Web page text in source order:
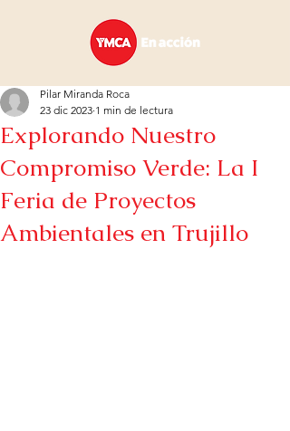
Explorando Nuestro
Compromiso Verde: La I
Feria de Proyectos
Ambientales en Trujillo
Pilar Miranda Roca
23 dic 2023 1 min de lectura